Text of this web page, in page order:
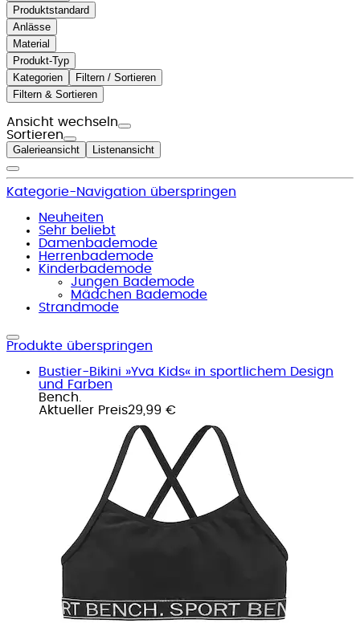
Produktstandard
Anlässe
Material
Produkt-Typ
Kategorien
Filtern / Sortieren
Filtern & Sortieren
Ansicht wechseln
Sortieren
Galerieansicht Listenansicht
Kategorie-Navigation überspringen
Neuheiten
Sehr beliebt
Damenbademode
Herrenbademode
Kinderbademode
Jungen Bademode
Mädchen Bademode
Strandmode
Produkte überspringen
Bustier-Bikini »Yva Kids« in sportlichem Design
und Farben
Bench.
Aktueller Preis29,99 €